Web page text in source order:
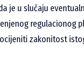
je u slučaju
regulacionog
zakonitost